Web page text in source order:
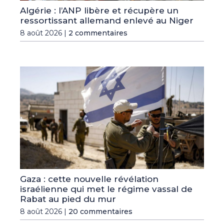
Algérie : l’ANP libère et récupère un
ressortissant allemand enlevé au Niger
8 août 2026 | 2 commentaires
Gaza : cette nouvelle révélation
israélienne qui met le régime vassal de
Rabat au pied du mur
8 août 2026 | 20 commentaires